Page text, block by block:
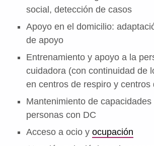
social, detección de casos
Apoyo en el domicilio:
de apoyo
Entrenamiento y apoyo a la
cuidadora (con continuidad de
en centros de respiro y centros
Mantenimiento de capacidades
personas con DC
Acceso a ocio y ocupación